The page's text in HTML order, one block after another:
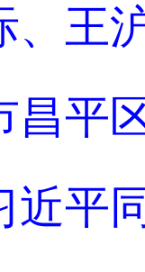
、王
昌平
近平